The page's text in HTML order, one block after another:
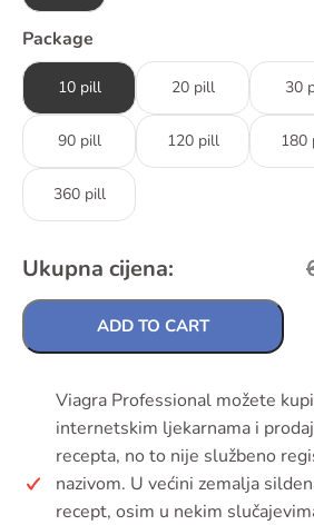
Package
10 pill 20 pill 30
90 pill 120 pill 180
360 pill
Ukupna cijena:
ADD TO CART
Viagra Professional možete
internetskim ljekarnama i
recepta, no to nije službeno
nazivom. U većini zemalja
recept, osim u nekim